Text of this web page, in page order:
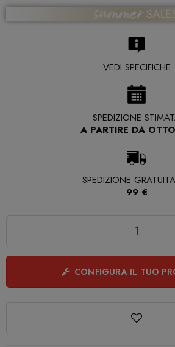
VEDI SPECIFICHE
SPEDIZIONE
A PARTIRE DA
SPEDIZIONE
99 €
CONFIGURA IL TUO